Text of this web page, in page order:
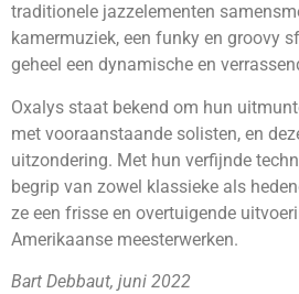
traditionele jazzelementen
kamermuziek, een funky en groovy
geheel een dynamische en
Oxalys staat bekend om hun
met vooraanstaande solisten, en
uitzondering. Met hun verfijnde
begrip van zowel klassieke als
ze een frisse en overtuigende
Amerikaanse meesterwerken.
Bart Debbaut, juni 2022